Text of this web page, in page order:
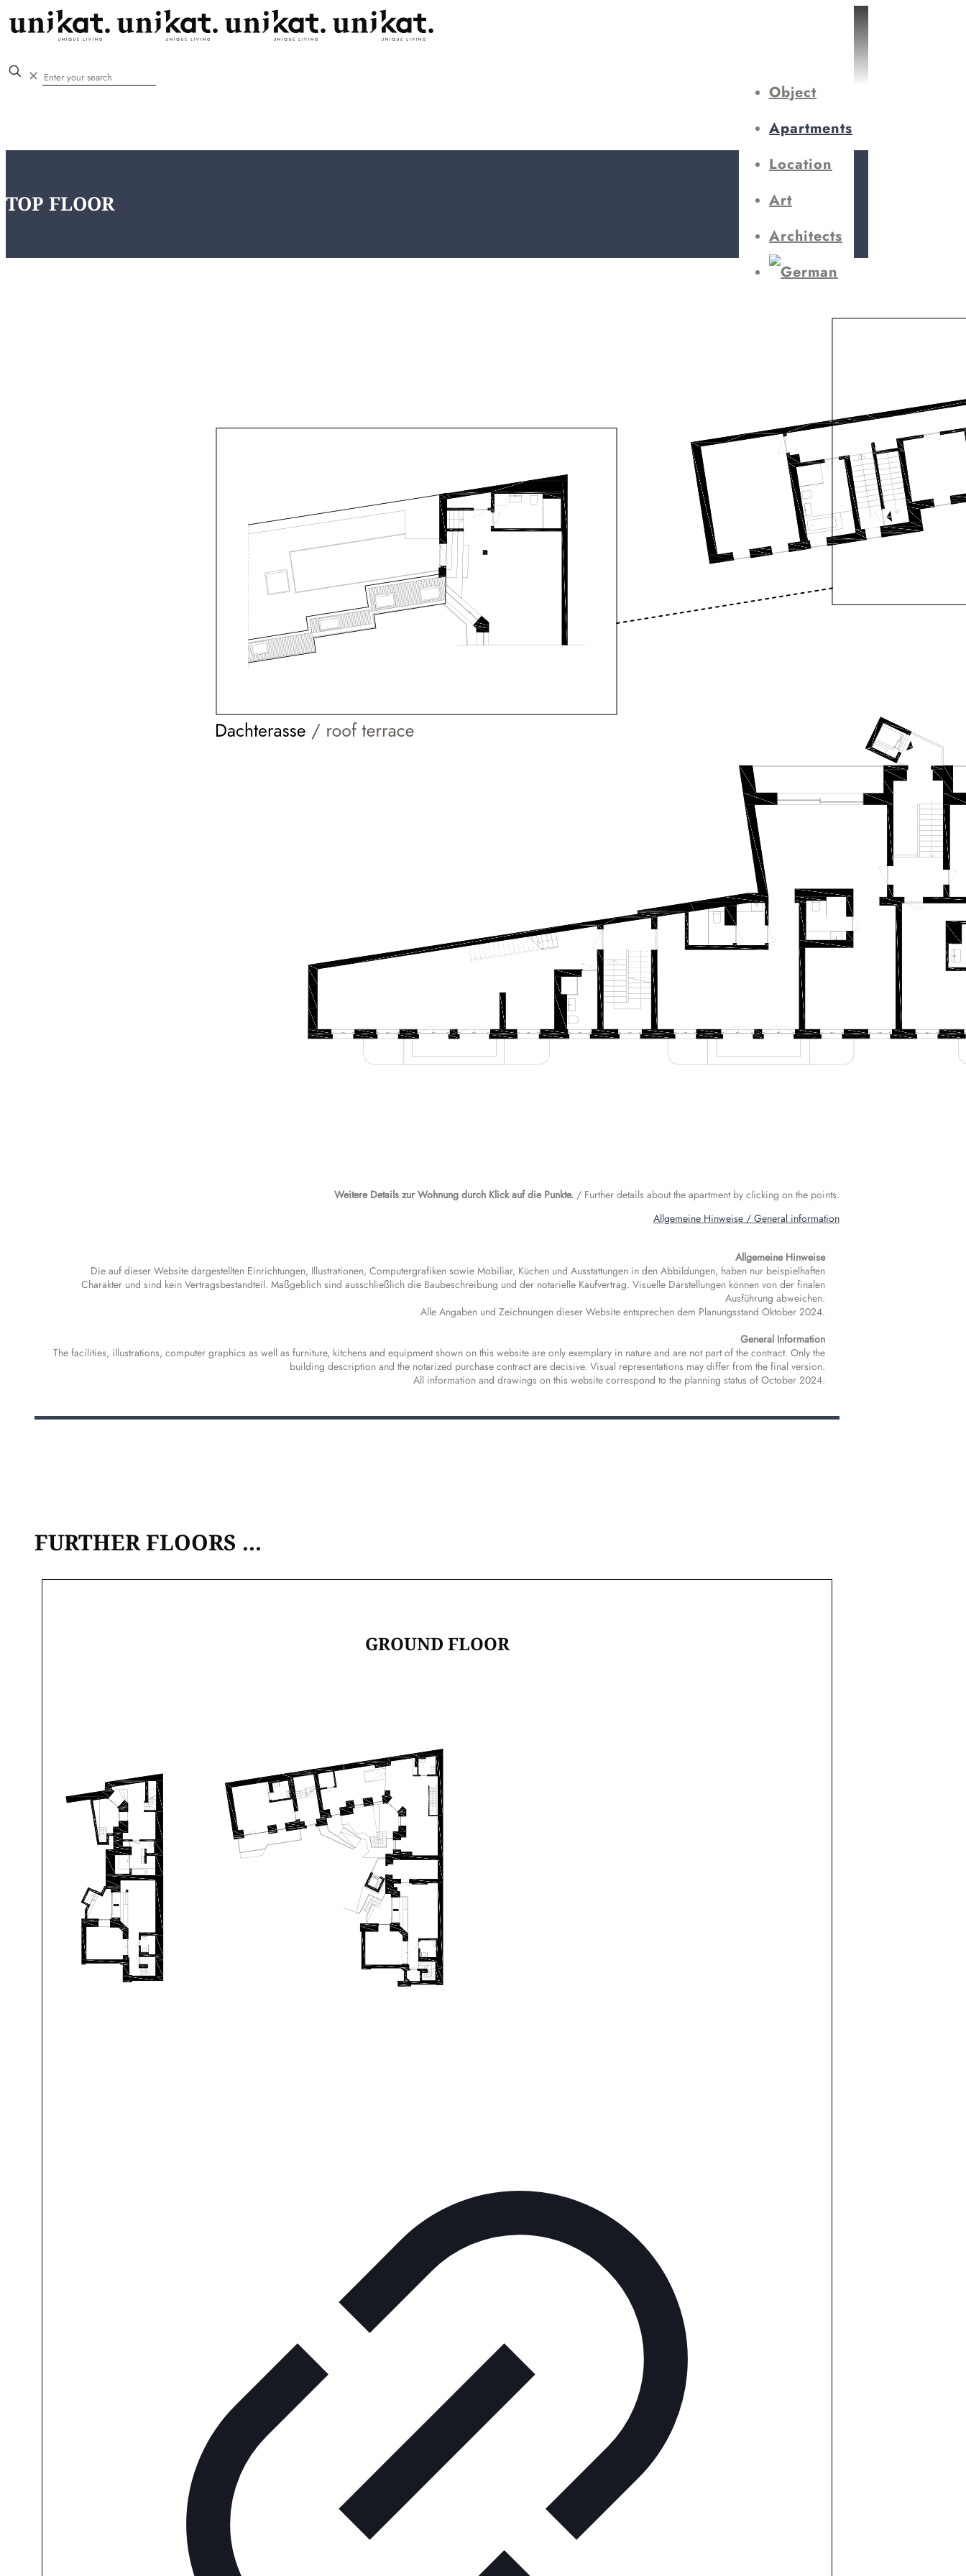
Object
Apartments
Location
Art
Architects
✕
TOP FLOOR
Weitere Details zur Wohnung durch Klick auf die Punkte. / Further details about the apartment by clicking on the points.
Allgemeine Hinweise / General information
Allgemeine Hinweise
Die auf dieser Website dargestellten Einrichtungen, Illustrationen, Computergrafiken sowie Mobiliar, Küchen und Ausstattungen in den Abbildungen, haben nur beispielhaften
Charakter und sind kein Vertragsbestandteil. Maßgeblich sind ausschließlich die Baubeschreibung und der notarielle Kaufvertrag. Visuelle Darstellungen können von der finalen
Ausführung abweichen.
Alle Angaben und Zeichnungen dieser Website entsprechen dem Planungsstand Oktober 2024.
General Information
The facilities, illustrations, computer graphics as well as furniture, kitchens and equipment shown on this website are only exemplary in nature and are not part of the contract. Only the
building description and the notarized purchase contract are decisive. Visual representations may differ from the final version.
All information and drawings on this website correspond to the planning status of October 2024.
FURTHER FLOORS ...
GROUND FLOOR